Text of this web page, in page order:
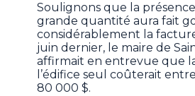
Soulignons que la
grande quantité aura fait
considérablement la
juin dernier, le maire de
affirmait en entrevue que
l’édifice seul coûterait
80 000 $.